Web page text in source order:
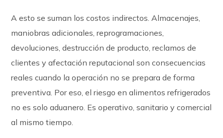
A esto se suman los costos indirectos. Almacenajes,
maniobras adicionales, reprogramaciones,
devoluciones, destrucción de producto, reclamos de
clientes y afectación reputacional son consecuencias
reales cuando la operación no se prepara de forma
preventiva. Por eso, el riesgo en alimentos refrigerados
no es solo aduanero. Es operativo, sanitario y comercial
al mismo tiempo.